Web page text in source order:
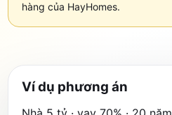
hàng của HayHomes.
Ví dụ phương án